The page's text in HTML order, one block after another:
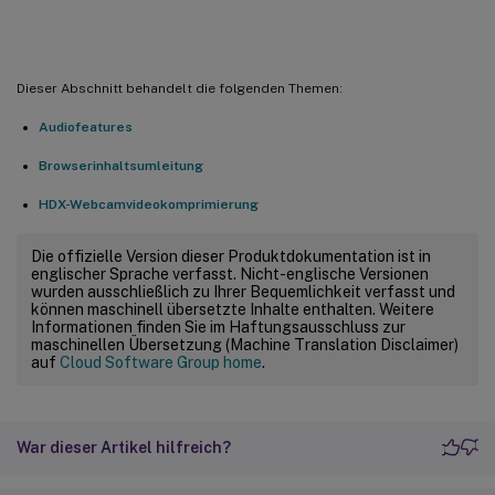
Dieser Abschnitt behandelt die folgenden Themen:
Audiofeatures
Browserinhaltsumleitung
HDX-Webcamvideokomprimierung
Die offizielle Version dieser Produktdokumentation ist in
englischer Sprache verfasst. Nicht-englische Versionen
wurden ausschließlich zu Ihrer Bequemlichkeit verfasst und
können maschinell übersetzte Inhalte enthalten. Weitere
Informationen finden Sie im Haftungsausschluss zur
maschinellen Übersetzung (Machine Translation Disclaimer)
auf Cloud Software Group home.
War dieser Artikel hilfreich?